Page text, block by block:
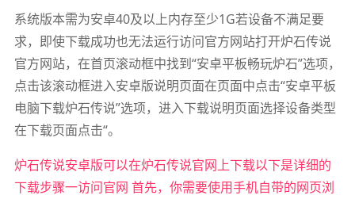
系统版本需为安卓40及以上内存至少1G若设备不满足要
求，即使下载成功也无法运行访问官方网站打开炉石传说
官方网站，在首页滚动框中找到“安卓平板畅玩炉石”选项，
点击该滚动框进入安卓版说明页面在页面中点击“安卓平板
电脑下载炉石传说”选项，进入下载说明页面选择设备类型
在下载页面点击“。
炉石传说安卓版可以在炉石传说官网上下载以下是详细的
下载步骤一访问官网 首先，你需要使用手机自带的网页浏